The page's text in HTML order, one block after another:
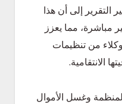
التقرير إلى أن هذا
مباشرة، مما يعزز
من تنظيمات
الانتقامية.
وغسل الأموال